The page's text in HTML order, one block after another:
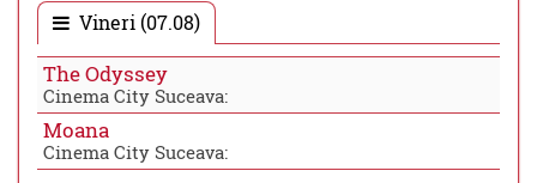
Vineri (07.08)
The Odyssey
Cinema City Suceava:
Moana
Cinema City Suceava: